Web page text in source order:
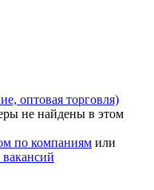
оптовая торговля)
не найдены в этом
по компаниям или